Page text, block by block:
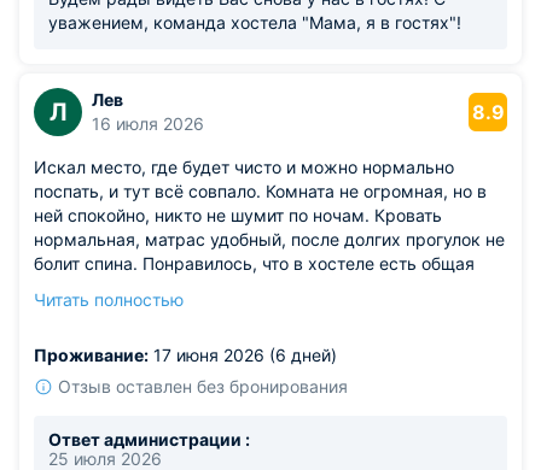
уважением, команда хостела "Мама, я в гостях"!
Л
Лев
16 июля 2026
8.9
Искал место, где будет чисто и можно нормально
поспать, и тут всё совпало. Комната не огромная, но в
ней спокойно, никто не шумит по ночам. Кровать
нормальная, матрас удобный, после долгих прогулок не
болит спина. Понравилось, что в хостеле есть общая
толкаться с другими. В коридоре есть шкафчики с
Из недостатков: в душевых кабинах плохо уходит вода,
приходится ждать, пока стечёт.
Читать полностью
Проживание: 17 июня 2026 (6 дней)
Отзыв оставлен без бронирования
Ответ администрации :
25 июля 2026